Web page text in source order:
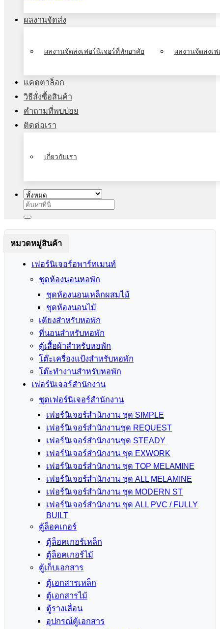
ผลงานจัดส่ง
ผลงานจัดส่งเฟอร์นิเจอร์ที่พักอาศัย ผลงานจัดส่งเ
แคตตาล็อก
วิธีสั่งซื้อสินค้า
คำถามที่พบบ่อย
ติดต่อเรา
เกี่ยวกับเรา
ค้นหา:
หมวดหมู่สินค้า
เฟอร์นิเจอร์อพาร์ทเมนท์
ชุดห้องนอนหอพัก
ชุดห้องนอนเหล็กผสมไม้
ชุดห้องนอนไม้
เตียงสำหรับหอพัก
ที่นอนสำหรับหอพัก
ตู้เสื้อผ้าสำหรับหอพัก
โต๊ะเครื่องแป้งสำหรับหอพัก
โต๊ะทำงานสำหรับหอพัก
เฟอร์นิเจอร์สำนักงาน
ชุดเฟอร์นิเจอร์สำนักงาน
เฟอร์นิเจอร์สำนักงาน ชุด SIMPLE
เฟอร์นิเจอร์สำนักงานชุด REQUEST
เฟอร์นิเจอร์สำนักงานชุด STEADY
เฟอร์นิเจอร์สำนักงาน ชุด EXWORK
เฟอร์นิเจอร์สำนักงาน ชุด TOP MELAMINE
เฟอร์นิเจอร์สำนักงาน ชุด ALL MELAMINE
เฟอร์นิเจอร์สำนักงาน ชุด MODERN ST
เฟอร์นิเจอร์สำนักงาน ชุด ALL PVC / FULLY
BUILT
ตู้ล็อคเกอร์
ตู้ล็อคเกอร์เหล็ก
ตู้ล็อคเกอร์ไม้
ตู้เก็บเอกสาร
ตู้เอกสารเหล็ก
ตู้เอกสารไม้
ตู้รางเลื่อน
อุปกรณ์ตู้เอกสาร